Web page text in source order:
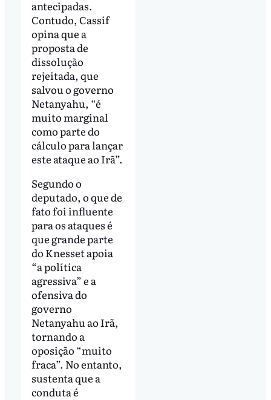
antecipadas.
Contudo, Cassif
opina que a
proposta de
dissolução
rejeitada, que
salvou o governo
Netanyahu, “é
muito marginal
como parte do
cálculo para lançar
este ataque ao Irã”.
Segundo o
deputado, o que de
fato foi influente
para os ataques é
que grande parte
do Knesset apoia
“a política
agressiva” e a
ofensiva do
governo
Netanyahu ao Irã,
tornando a
oposição “muito
fraca”. No entanto,
sustenta que a
conduta é